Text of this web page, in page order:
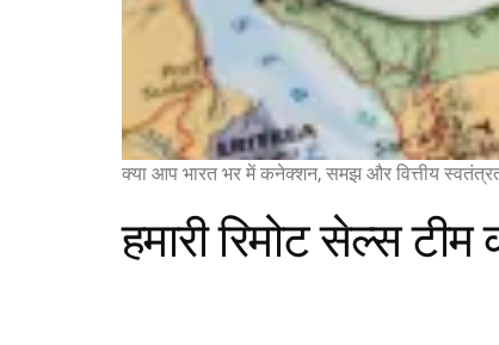
क्या आप भारत भर में कनेक्शन, समझ और वित्तीय
हमारी रिमोट सेल्स टीम